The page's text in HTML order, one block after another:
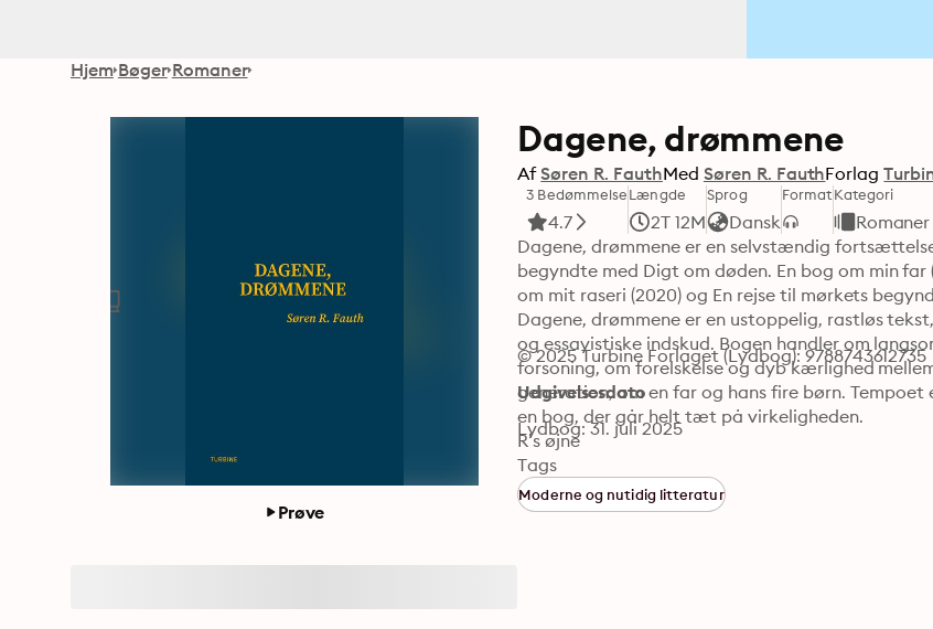
Hjem Bøger Romaner
Prøve
Dagene, drømmene
Af Søren R. FauthMed Søren R. FauthForlag
3 Bedømmelse
4.7
Længde
2T 12M
Sprog
Dansk
FormatKategori
Romaner
Dagene, drømmene er en selvstændig
begyndte med Digt om døden. En bog om min
om mit raseri (2020) og En rejse til mørkets
Dagene, drømmene er en ustoppelig, rastløs
og essayistiske indskud. Bogen handler om
forsoning, om forelskelse og dyb kærlighed
generation, om en far og hans fire børn.
en bog, der går helt tæt på virkeligheden.
R’s øjne
hendes smil
de sidste gule blade på træerne
himlens lukkede tag
© 2025 Turbine Forlaget (Lydbog): 9788743612735
Udgivelsesdato
Lydbog: 31. juli 2025
Tags
Moderne og nutidig litteratur